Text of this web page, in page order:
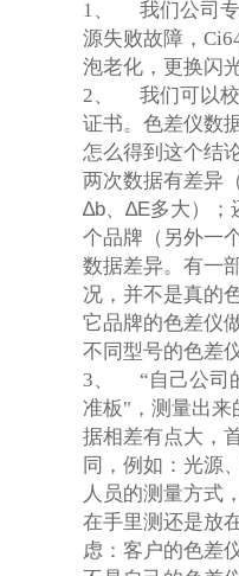
1、
我们公司
源失败故障，
泡老化，更换闪
2、
我们可以
证书。色差仪数
怎么得到这个结
两次数据有差异
∆b、∆E多大 ）；
个品牌（另外一
数据差异。有一
况，并不是真的
它品牌的色差仪
不同型号的色差
3、
“自己公司
准板"，测量出来
据相差有点大，
同，例如：光源
人员的测量方式
在手里测还是放
虑：客户的色差